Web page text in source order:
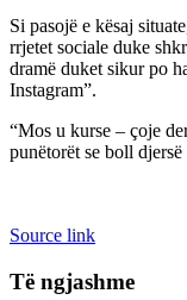
Si pasojë e kësaj
rrjetet sociale duke
dramë duket sikur po
Instagram”.
“Mos u kurse – çoje
punëtorët se boll
Source link
Të ngjashme